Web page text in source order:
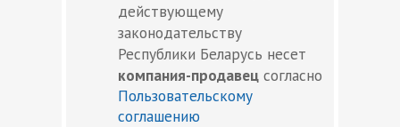
действующему
законодательству
Республики Беларусь несет
компания-продавец согласно
Пользовательскому
соглашению